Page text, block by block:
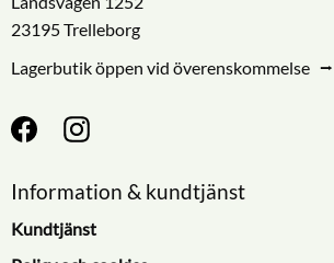
23195 Trelleborg
Lagerbutik öppen vid överenskommelse ⭢
Information & kundtjänst
Kundtjänst